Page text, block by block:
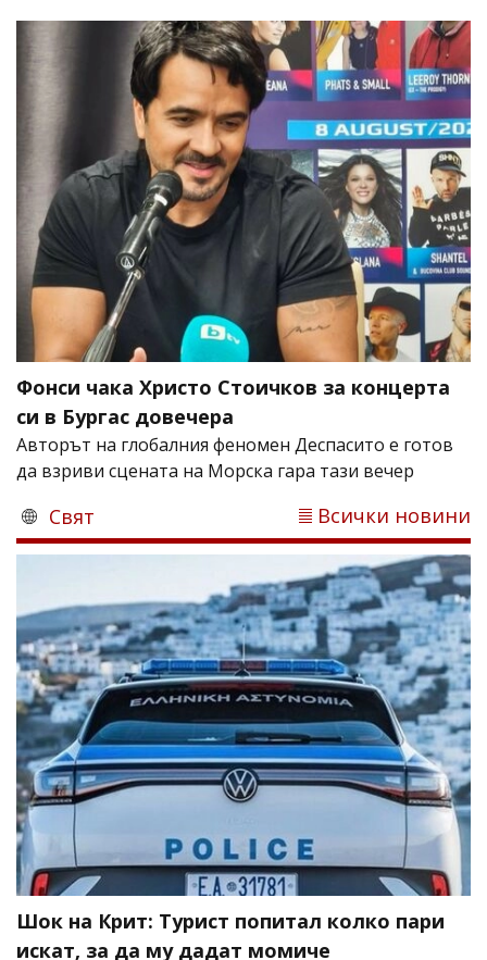
Фонси чака Христо Стоичков за концерта
си в Бургас довечера
Авторът на глобалния феномен Деспасито е готов
да взриви сцената на Морска гара тази вечер
Свят Всички новини
Шок на Крит: Турист попитал колко пари
искат, за да му дадат момиче